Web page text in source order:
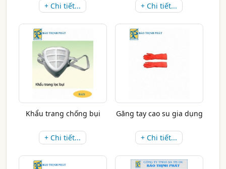
+ Chi tiết... + Chi tiết...
Khẩu trang chống bụi
+ Chi tiết...
Găng tay cao su gia dụng
+ Chi tiết...